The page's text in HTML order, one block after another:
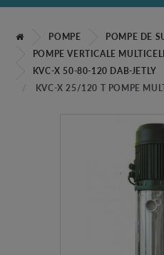
POMPE
POMPE DE
POMPE VERTICALE
KVC-X 50-80-120 DAB-JETLY
KVC-X 25/120 T POMPE